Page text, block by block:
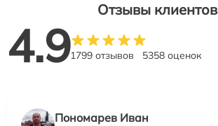
Отзывы клиентов
4.91799 отзывов 5358 оценок
Пономарев Иван